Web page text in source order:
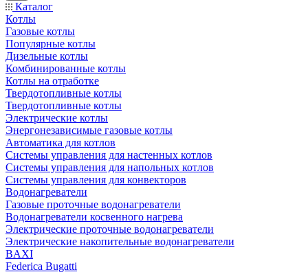
Каталог
Котлы
Газовые котлы
Популярные котлы
Дизельные котлы
Комбинированные котлы
Котлы на отработке
Твердотопливные котлы
Твердотопливные котлы
Электрические котлы
Энергонезависимые газовые котлы
Автоматика для котлов
Системы управления для настенных котлов
Системы управления для напольных котлов
Системы управления для конвекторов
Водонагреватели
Газовые проточные водонагреватели
Водонагреватели косвенного нагрева
Электрические проточные водонагреватели
Электрические накопительные водонагреватели
BAXI
Federica Bugatti